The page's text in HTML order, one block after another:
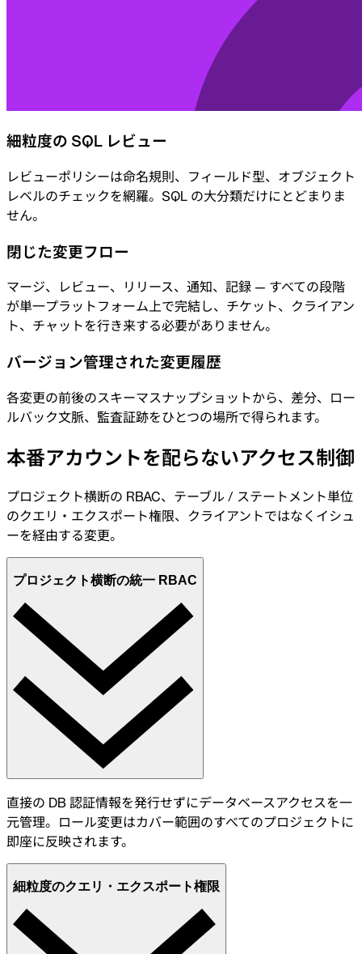
細粒度の SQL レビュー
レビューポリシーは命名規則、フィールド型、オブジェクト
レベルのチェックを網羅。SQL の大分類だけにとどまりま
せん。
閉じた変更フロー
マージ、レビュー、リリース、通知、記録 — すべての段階
が単一プラットフォーム上で完結し、チケット、クライアン
ト、チャットを行き来する必要がありません。
バージョン管理された変更履歴
各変更の前後のスキーマスナップショットから、差分、ロー
ルバック文脈、監査証跡をひとつの場所で得られます。
本番アカウントを配らないアクセス制御
プロジェクト横断の RBAC、テーブル / ステートメント単位
のクエリ・エクスポート権限、クライアントではなくイシュ
ーを経由する変更。
プロジェクト横断の統一 RBAC
直接の DB 認証情報を発行せずにデータベースアクセスを一
元管理。ロール変更はカバー範囲のすべてのプロジェクトに
即座に反映されます。
細粒度のクエリ・エクスポート権限